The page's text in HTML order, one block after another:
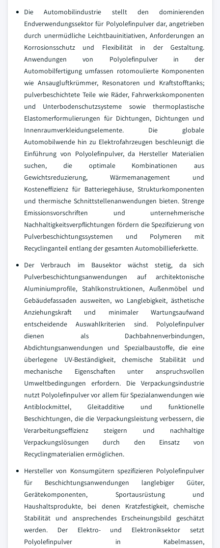
Die Automobilindustrie stellt den dominierenden
Endverwendungssektor für Polyolefinpulver dar, angetrieben
durch unermüdliche Leichtbauinitiativen, Anforderungen an
Korrosionsschutz und Flexibilität in der Gestaltung.
Anwendungen von Polyolefinpulver in der
Automobilfertigung umfassen rotomoulierte Komponenten
wie Ansaugluftkrümmer, Resonatoren und Kraftstofftanks;
pulverbeschichtete Teile wie Räder, Fahrwerkskomponenten
und Unterbodenschutzsysteme sowie thermoplastische
Elastomerformulierungen für Dichtungen, Dichtungen und
Innenraumverkleidungselemente. Die globale
Automobilwende hin zu Elektrofahrzeugen beschleunigt die
Einführung von Polyolefinpulver, da Hersteller Materialien
suchen, die optimale Kombinationen aus
Gewichtsreduzierung, Wärmemanagement und
Kosteneffizienz für Batteriegehäuse, Strukturkomponenten
und thermische Schnittstellenanwendungen bieten. Strenge
Emissionsvorschriften und unternehmerische
Nachhaltigkeitsverpflichtungen fördern die Spezifizierung von
Pulverbeschichtungssystemen und Polymeren mit
Recyclinganteil entlang der gesamten Automobillieferkette.
Der Verbrauch im Bausektor wächst stetig, da sich
Pulverbeschichtungsanwendungen auf architektonische
Aluminiumprofile, Stahlkonstruktionen, Außenmöbel und
Gebäudefassaden ausweiten, wo Langlebigkeit, ästhetische
Anziehungskraft und minimaler Wartungsaufwand
entscheidende Auswahlkriterien sind. Polyolefinpulver
dienen als Dachbahnenverbindungen,
Abdichtungsanwendungen und Spezialbaustoffe, die eine
überlegene UV-Beständigkeit, chemische Stabilität und
mechanische Eigenschaften unter anspruchsvollen
Umweltbedingungen erfordern. Die Verpackungsindustrie
nutzt Polyolefinpulver vor allem für Spezialanwendungen wie
Antiblockmittel, Gleitadditive und funktionelle
Beschichtungen, die die Verpackungsleistung verbessern, die
Verarbeitungseffizienz steigern und nachhaltige
Verpackungslösungen durch den Einsatz von
Recyclingmaterialien ermöglichen.
Hersteller von Konsumgütern spezifizieren Polyolefinpulver
für Beschichtungsanwendungen langlebiger Güter,
Gerätekomponenten, Sportausrüstung und
Haushaltsprodukte, bei denen Kratzfestigkeit, chemische
Stabilität und ansprechendes Erscheinungsbild geschätzt
werden. Der Elektro- und Elektroniksektor setzt
Polyolefinpulver in Kabelmassen,